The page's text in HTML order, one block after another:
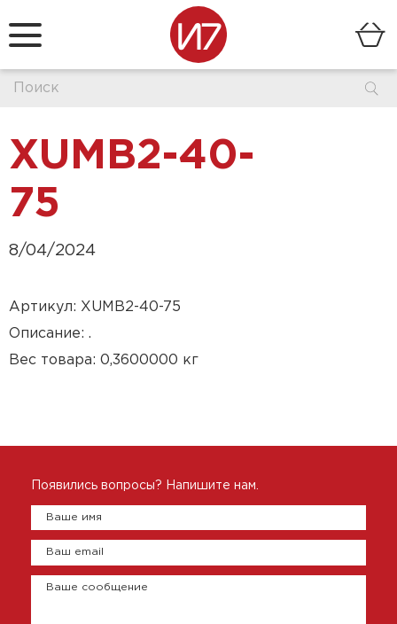
XUMB2-40-
75
8/04/2024
Артикул: XUMB2-40-75
Описание: .
Вес товара: 0,3600000 кг
Появились вопросы? Напишите нам.
Ваше имя
Ваш email
Ваше сообщение